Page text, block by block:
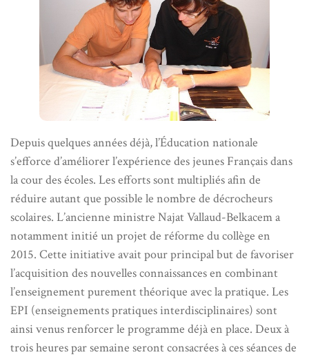
Depuis quelques années déjà, l’Éducation nationale
s’efforce d’améliorer l’expérience des jeunes Français dans
la cour des écoles. Les efforts sont multipliés afin de
réduire autant que possible le nombre de décrocheurs
scolaires. L’ancienne ministre Najat Vallaud-Belkacem a
notamment initié un projet de réforme du collège en
2015. Cette initiative avait pour principal but de favoriser
l’acquisition des nouvelles connaissances en combinant
l’enseignement purement théorique avec la pratique. Les
EPI (enseignements pratiques interdisciplinaires) sont
ainsi venus renforcer le programme déjà en place. Deux à
trois heures par semaine seront consacrées à ces séances de